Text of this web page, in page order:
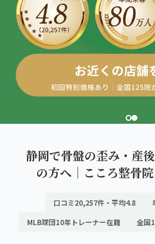
骨盤の傾き・歪み
坐骨神経痛
ぎっくり腰
寝違え
姿勢矯正
疲労回復
ランナー膝
関東
池袋エリア（3院）
新宿エリア（3院）
高田馬場エリア（2院）
立川エリア（2院）
広島エリア（4院）
研究・論文
医師・専門家からの推薦
メディア・実績
お知らせ
OUR CONCEPT
とらわれない
静岡で骨盤の歪み・産
の方へ｜こころ整骨
口コミ20,257件・平均4.8
MLB球団10年トレーナー在籍
全国